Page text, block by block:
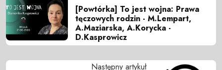
[Powtórka] To jest wojna: Prawa
tęczowych rodzin - M.Lempart,
A.Maziarska, A.Korycka -
D.Kasprowicz
Następny artykuł